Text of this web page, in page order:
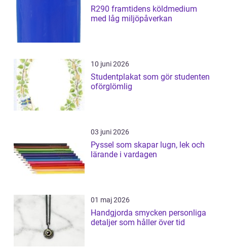
R290 framtidens köldmedium
med låg miljöpåverkan
10 juni 2026
Studentplakat som gör studenten
oförglömlig
03 juni 2026
Pyssel som skapar lugn, lek och
lärande i vardagen
01 maj 2026
Handgjorda smycken personliga
detaljer som håller över tid